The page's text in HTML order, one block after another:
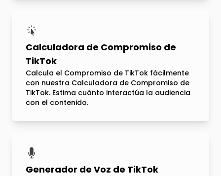
Calculadora de Compromiso de
TikTok
Calcula el Compromiso de TikTok fácilmente
con nuestra Calculadora de Compromiso de
TikTok. Estima cuánto interactúa la audiencia
con el contenido.
Generador de Voz de TikTok